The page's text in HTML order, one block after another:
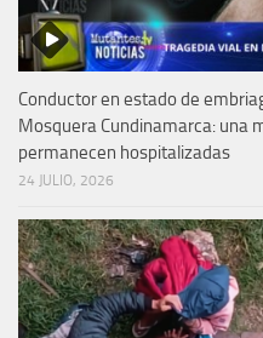
Conductor en estado de
Mosquera Cundinamarca: una
permanecen hospitalizadas
24 JULIO, 2026